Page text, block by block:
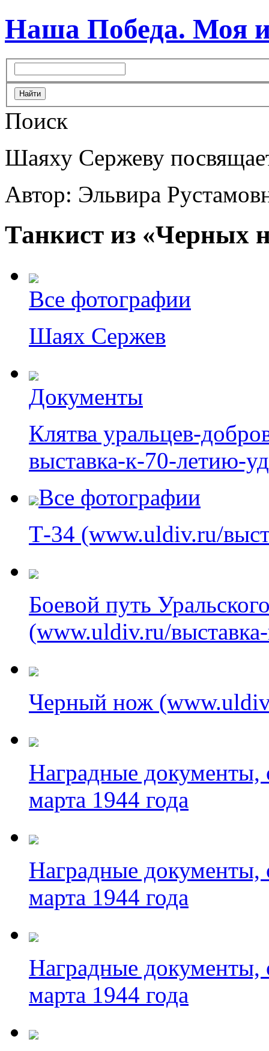
Наша Победа. Моя
Поиск
Шаяху Сержеву
Автор: Эльвира
Танкист из «Черных
Все фотографии
Шаях Сержев
Документы
Клятва уральцев-
выставка-к-70-летию-
Все фотографии
Т-34 (www.uldiv.ru/
Боевой путь
(www.uldiv.ru/
Черный нож
Наградные документы,
марта 1944 года
Наградные документы,
марта 1944 года
Наградные документы,
марта 1944 года